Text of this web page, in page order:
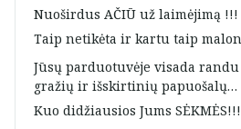
Nuoširdus AČIŪ už laimėjimą !!!
Taip netikėta ir kartu taip
Jūsų parduotuvėje visada
gražių ir išskirtinių papuošalų…
Kuo didžiausios Jums SĖKMĖS!!!